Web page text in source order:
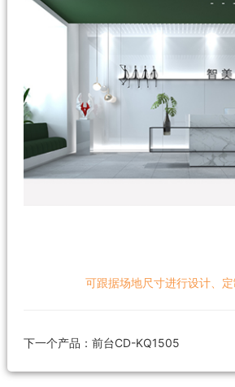
可跟据场地尺寸进行设计、
下一个产品： 前台CD-KQ1505